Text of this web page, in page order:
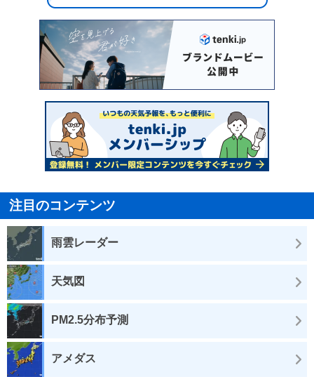
注目のコンテンツ
雨雲レーダー
天気図
PM2.5分布予測
アメダス